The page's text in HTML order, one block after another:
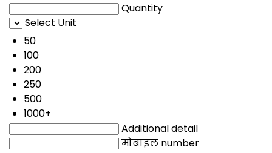
Quantity
Select Unit
50
100
200
250
500
1000+
Additional detail
मोबाइल number